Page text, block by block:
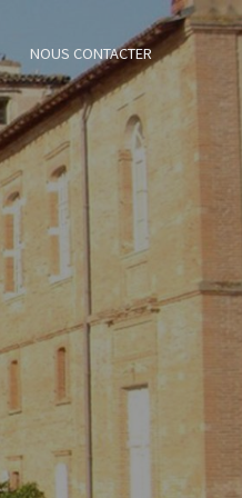
NOUS CONTACTER